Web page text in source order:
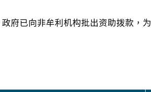
府已向非牟利机构批出资助拨款，